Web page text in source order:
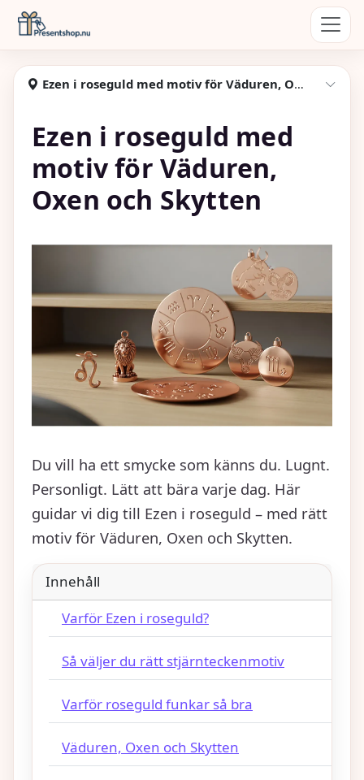
Hoppa till huvudinnehåll
Presentshop
Ezen i roseguld med motiv för Väduren, Oxen, Skytten
Ezen i roseguld med
motiv för Väduren,
Oxen och Skytten
Du vill ha ett smycke som känns du. Lugnt.
Personligt. Lätt att bära varje dag. Här
guidar vi dig till Ezen i roseguld – med rätt
motiv för Väduren, Oxen och Skytten.
Innehåll
Varför Ezen i roseguld?
Så väljer du rätt stjärnteckenmotiv
Varför roseguld funkar så bra
Väduren, Oxen och Skytten